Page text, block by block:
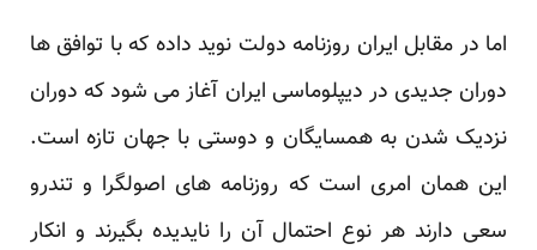
اما در مقابل ایران روزنامه دولت نوید داده که با توافق ها
دوران جدیدی در دیپلوماسی ایران آغاز می شود که دوران
نزدیک شدن به همسایگان و دوستی با جهان تازه است.
این همان امری است که روزنامه های اصولگرا و تندرو
سعی دارند هر نوع احتمال آن را نایدیده بگیرند و انکار